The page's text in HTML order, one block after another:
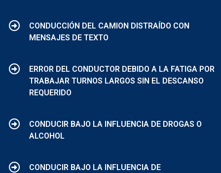
CONDUCCIÓN DEL CAMION DISTRAÍDO CON
MENSAJES DE TEXTO
ERROR DEL CONDUCTOR DEBIDO A LA FATIGA POR
TRABAJAR TURNOS LARGOS SIN EL DESCANSO
REQUERIDO
CONDUCIR BAJO LA INFLUENCIA DE DROGAS O
ALCOHOL
CONDUCIR BAJO LA INFLUENCIA DE